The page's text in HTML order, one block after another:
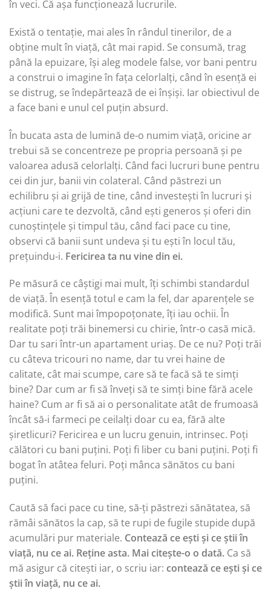
în veci. Că așa funcționează lucrurile.
Există o tentație, mai ales în rândul tinerilor, de a
obține mult în viață, cât mai rapid. Se consumă, trag
până la epuizare, își aleg modele false, vor bani pentru
a construi o imagine în fața celorlalți, când în esență ei
se distrug, se îndepărtează de ei înșiși. Iar obiectivul de
a face bani e unul cel puțin absurd.
În bucata asta de lumină de-o numim viață, oricine ar
trebui să se concentreze pe propria persoană și pe
valoarea adusă celorlalți. Când faci lucruri bune pentru
cei din jur, banii vin colateral. Când păstrezi un
echilibru și ai grijă de tine, când investești în lucruri și
acțiuni care te dezvoltă, când ești generos și oferi din
cunoștințele și timpul tău, când faci pace cu tine,
observi că banii sunt undeva și tu ești în locul tău,
prețuindu-i. Fericirea ta nu vine din ei.
Pe măsură ce câștigi mai mult, îți schimbi standardul
de viață. În esență totul e cam la fel, dar aparențele se
modifică. Sunt mai împopoțonate, îți iau ochii. În
realitate poți trăi binemersi cu chirie, într-o casă mică.
Dar tu sari într-un apartament uriaș. De ce nu? Poți trăi
cu câteva tricouri no name, dar tu vrei haine de
calitate, cât mai scumpe, care să te facă să te simți
bine? Dar cum ar fi să înveți să te simți bine fără acele
haine? Cum ar fi să ai o personalitate atât de frumoasă
încât să-i farmeci pe ceilalți doar cu ea, fără alte
șiretlicuri? Fericirea e un lucru genuin, intrinsec. Poți
călători cu bani puțini. Poți fi liber cu bani puțini. Poți fi
bogat în atâtea feluri. Poți mânca sănătos cu bani
puțini.
Caută să faci pace cu tine, să-ți păstrezi sănătatea, să
rămâi sănătos la cap, să te rupi de fugile stupide după
acumulări pur materiale. Contează ce ești și ce știi în
viață, nu ce ai. Reține asta. Mai citește-o o dată. Ca să
mă asigur că citești iar, o scriu iar: contează ce ești și ce
știi în viață, nu ce ai.